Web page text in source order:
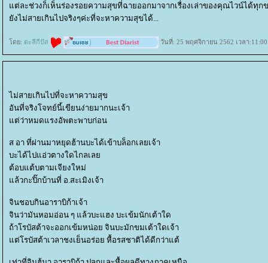
ต่ละช่วงก็เห็นร่องรอยความสุขที่ฉายออกมาจากเรื่องเล่าของคุณไวน์ได้ทุก
ังไม่สายเกินไปจริงๆค่ะที่จะหาความสุขได้...
ดย: ตะลีกีปัส วันที่: 25 พฤศจิกายน 2562 เวลา
ไม่สายเกินไปที่จะหาความสุข
อันที่จริงโจทย์นี้เขียนง่ายมากนะเจ้า
ต่ว่าหมดแรงอัพตะพาบก่อน
ส อา ที่ผ่านมาหยุดฮ้านบะได้เข้าบล็อกเลยเจ้า
บะได้ไปแอ่วตางใดไกลเล
ต้อบแต้บตามเจียงใหม่
ล้วกะปิ๊กบ้านที่ อ.สะเมิงเจ้า
จินชอบกินอาราบิก้าเจ้า
จินว่ามันหอมอ่อน ๆ แล้วบะแฮง บะเข้มนักเต้าใด
ถ้าโรบัสต้าจะออกเข้มหน่อย จินบะมักขมเต้าใดเจ้า
ต่โรบัสต้าเวลาชงเย็นอร่อย หื้อรสชาติได้ดีกว่าแต้